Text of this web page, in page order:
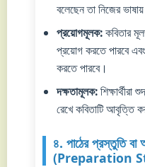
বলেছেন তা নিজের
প্রয়োগমূলক:কবিতার
প্রয়োগ করতে পারবে
করতে পারবে।
দক্ষতামূলক:
রেখে কবিতাটি আবৃত্তি
৪. পাঠের প্রস্তুতি
(Preparation